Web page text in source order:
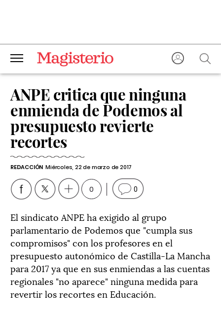
ANPE critica que ninguna
enmienda de Podemos al
presupuesto revierte
recortes
REDACCIÓN Miércoles, 22 de marzo de 2017
0 0
El sindicato ANPE ha exigido al grupo
parlamentario de Podemos que "cumpla sus
compromisos" con los profesores en el
presupuesto autonómico de Castilla-La Mancha
para 2017 ya que en sus enmiendas a las cuentas
regionales "no aparece" ninguna medida para
revertir los recortes en Educación.